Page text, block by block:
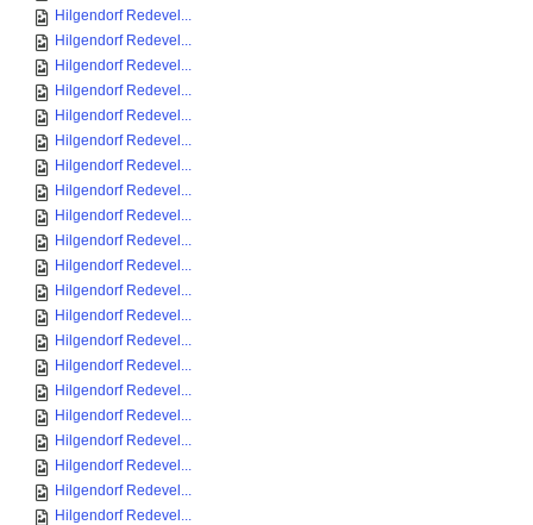
Hilgendorf Redevel...
Hilgendorf Redevel...
Hilgendorf Redevel...
Hilgendorf Redevel...
Hilgendorf Redevel...
Hilgendorf Redevel...
Hilgendorf Redevel...
Hilgendorf Redevel...
Hilgendorf Redevel...
Hilgendorf Redevel...
Hilgendorf Redevel...
Hilgendorf Redevel...
Hilgendorf Redevel...
Hilgendorf Redevel...
Hilgendorf Redevel...
Hilgendorf Redevel...
Hilgendorf Redevel...
Hilgendorf Redevel...
Hilgendorf Redevel...
Hilgendorf Redevel...
Hilgendorf Redevel...